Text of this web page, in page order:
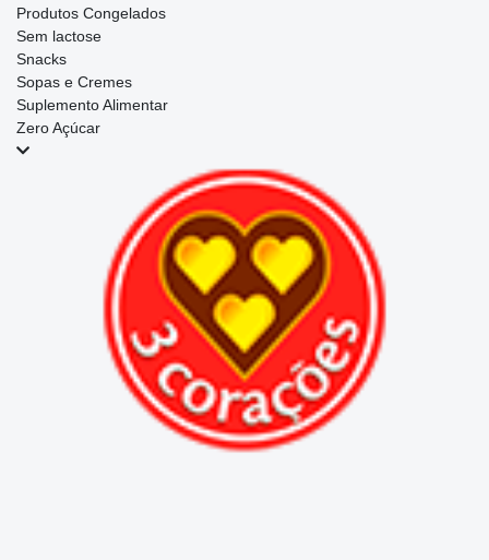
Produtos Congelados
Sem lactose
Snacks
Sopas e Cremes
Suplemento Alimentar
Zero Açúcar